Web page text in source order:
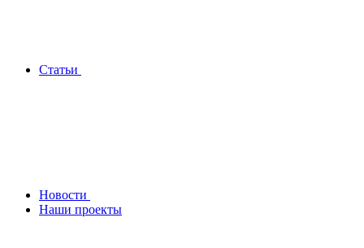
Статьи
Новости
Наши проекты